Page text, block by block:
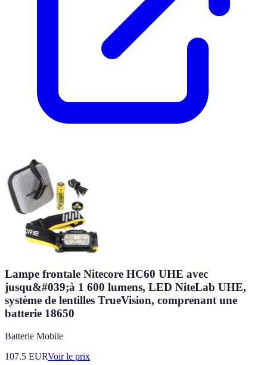
Lampe frontale Nitecore HC60 UHE avec
jusqu&#039;à 1 600 lumens, LED NiteLab UHE,
système de lentilles TrueVision, comprenant une
batterie 18650
Batterie Mobile
107.5 EURVoir le prix